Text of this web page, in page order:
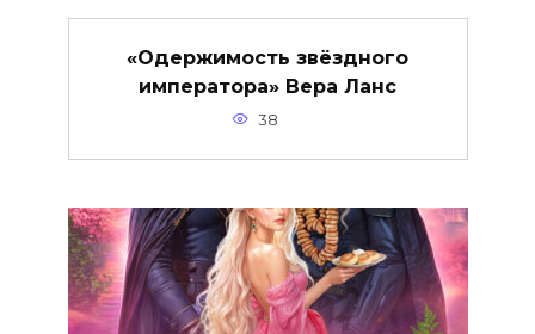
«Одержимость звёздного
императора» Вера Ланс
38